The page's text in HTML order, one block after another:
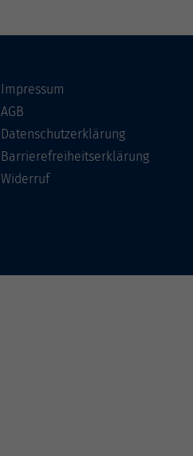
Impressum
AGB
Datenschutzerklärung
Barrierefreiheitserklärung
Widerruf